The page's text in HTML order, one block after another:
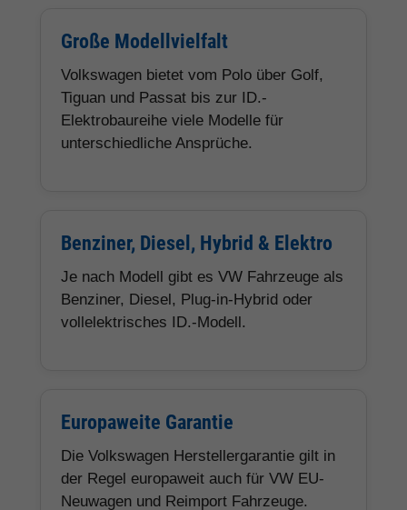
Große Modellvielfalt
Volkswagen bietet vom Polo über Golf,
Tiguan und Passat bis zur ID.-
Elektrobaureihe viele Modelle für
unterschiedliche Ansprüche.
Benziner, Diesel, Hybrid & Elektro
Je nach Modell gibt es VW Fahrzeuge als
Benziner, Diesel, Plug-in-Hybrid oder
vollelektrisches ID.-Modell.
Europaweite Garantie
Die Volkswagen Herstellergarantie gilt in
der Regel europaweit auch für VW EU-
Neuwagen und Reimport Fahrzeuge.